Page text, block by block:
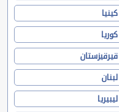
كينيا
كوريا
قيرقيزستان
لبنان
ليبيريا